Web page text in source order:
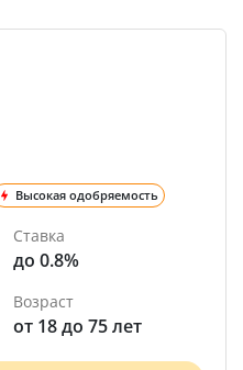
Высокая одобряемость
Ставка
до 0.8%
Возраст
от 18 до 75 лет